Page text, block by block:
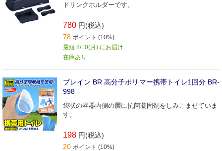
ドリンクホルダーです。
780 円(税込)
78 ポイント (10%)
最短 8/10(月) にお届け
在庫あり
ブレイン BR 高分子ポリマー携帯トイレ1回分 BR-
998
袋状の容器内側の層に抗菌凝固剤をしみこませていま
す。
198 円(税込)
20 ポイント (10%)